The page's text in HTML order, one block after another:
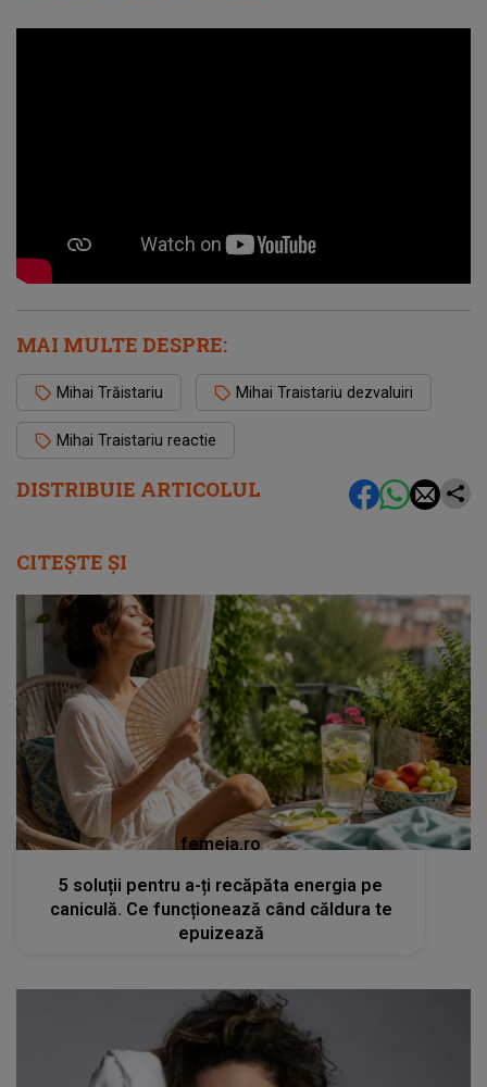
DISTRIBUIE ARTICOLUL
MAI MULTE DESPRE:
Mihai Trăistariu Mihai Traistariu dezvaluiri
Mihai Traistariu reactie
CITEȘTE ȘI
femeia.ro
5 soluții pentru a-ți recăpăta energia pe
caniculă. Ce funcționează când căldura te
epuizează